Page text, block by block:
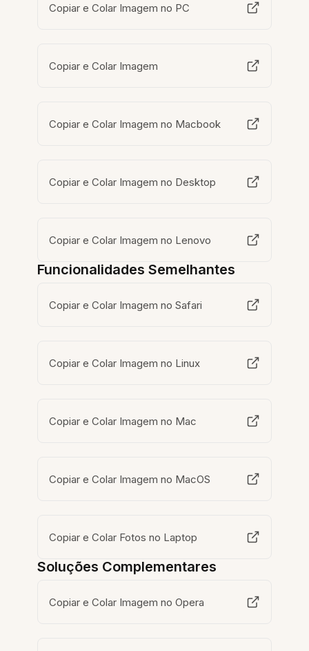
Copiar e Colar Imagem no PC
Copiar e Colar Imagem
Copiar e Colar Imagem no Macbook
Copiar e Colar Imagem no Desktop
Copiar e Colar Imagem no Lenovo
Funcionalidades Semelhantes
Copiar e Colar Imagem no Safari
Copiar e Colar Imagem no Linux
Copiar e Colar Imagem no Mac
Copiar e Colar Imagem no MacOS
Copiar e Colar Fotos no Laptop
Soluções Complementares
Copiar e Colar Imagem no Opera